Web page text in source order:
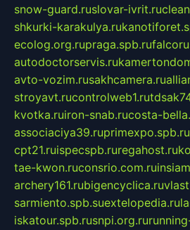
snow-guard.ruslovar-ivrit.ru
shkurki-karakulya.ru
ecolog.org.rupraga.spb.ru
autodoctorservis.ru
avto-vozim.rusakhcamera.ru
stroyavt.rucontrolweb1.ru
kvotka.ruiron-snab.rucosta-
associaciya39.ruprimexpo.spb.ru
cpt21.ruispecspb.ruregahost.ru
tae-kwon.ruconsrio.com.ru
archery161.rubigencyclica.ru
sarmiento.spb.suextelopedia.ru
iskatour.spb.rusnpi.org.ru